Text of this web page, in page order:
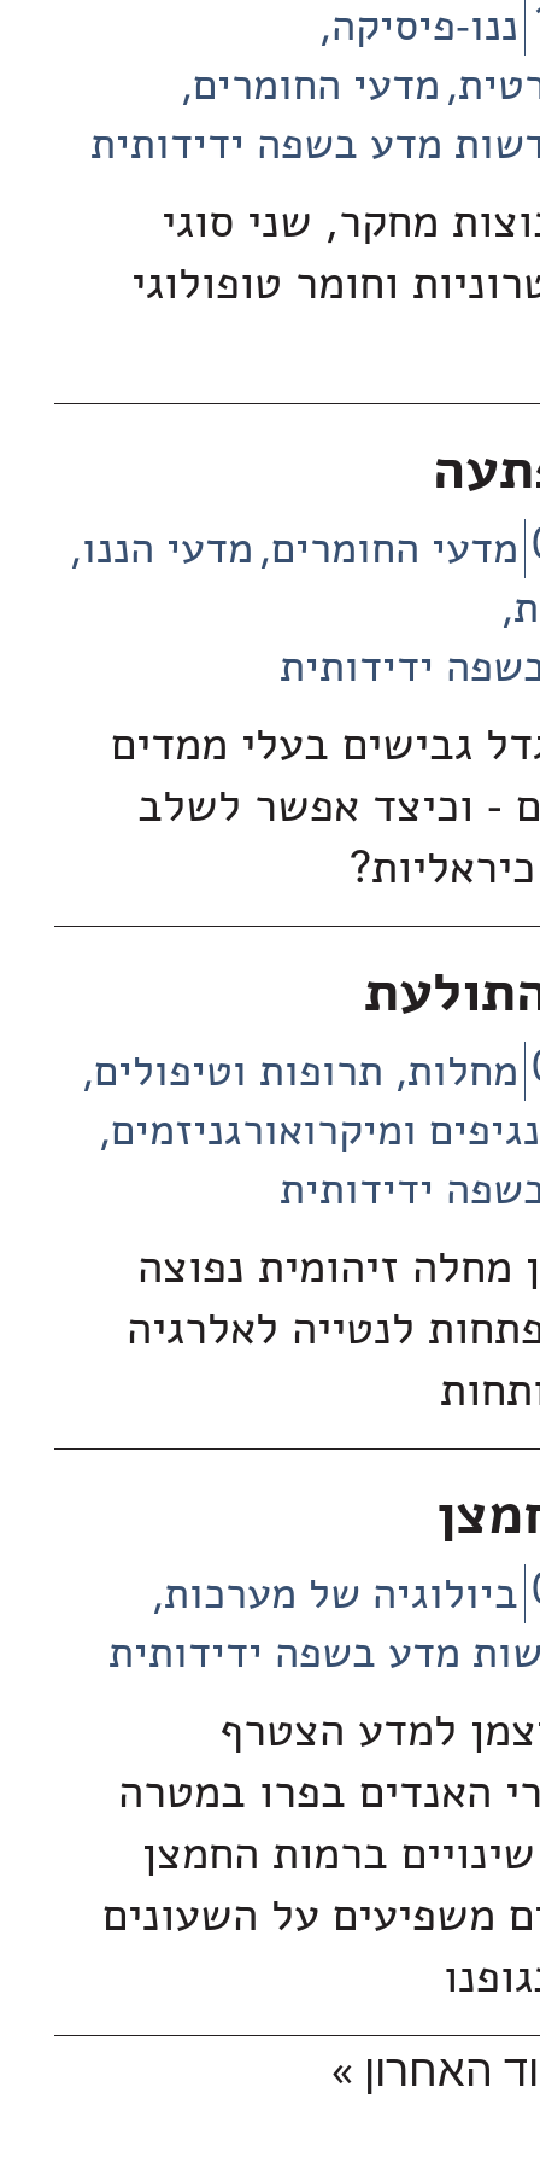
ננו-פיסיקה
מדעי החומרים
מדע בשפה ידידותית
מחקר, שני סוגי
וחומר טופולוגי
מדעי החומרים מדעי הננו
ידידותית
גבישים בעלי ממדים
- וכיצד אפשר לשלב
מחלות, תרופות וטיפולים
נגיפים ומיקרואורגניזמים
ידידותית
מחלה זיהומית נפוצה
לנטייה לאלרגיה
ביולוגיה של מערכות
מדע בשפה ידידותית
למדע הצטרף
האנדים בפרו במטרה
ברמות החמצן
משפיעים על השעונים
האחרון »